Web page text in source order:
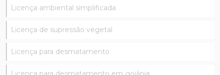
Licença ambiental simplificada
Licença de supressão vegetal
Licença para desmatamento